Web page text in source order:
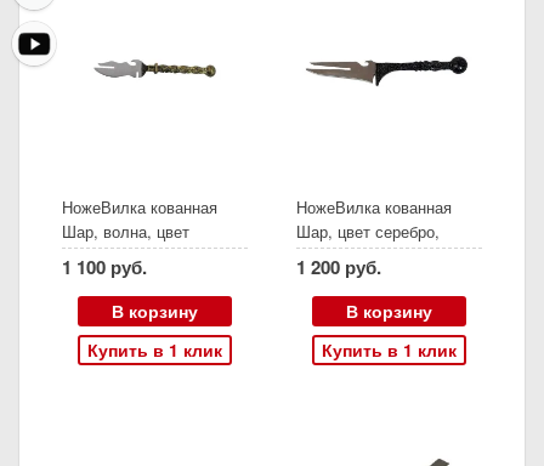
НожеВилка кованная
Шар, волна, цвет
золото, (Пятигорск)
1 100 руб.
В корзину
Купить в 1 клик
НожеВилка кованная
Шар, цвет серебро,
(Пятигорск)
1 200 руб.
В корзину
Купить в 1 клик